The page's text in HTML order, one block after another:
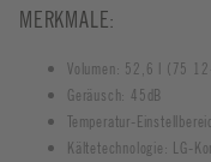
MERKMALE:
Volumen: 52,6 l (75
Geräusch: 45dB
Temperatur-
Kältetechnologie: LG-